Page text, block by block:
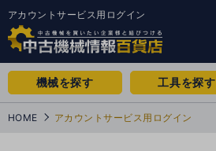
アカウントサービス用ログイン
機械を探す 工具を探す
HOME アカウントサービス用ログイン